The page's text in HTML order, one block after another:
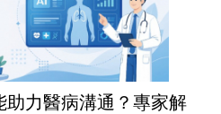
力醫病溝通？專家解